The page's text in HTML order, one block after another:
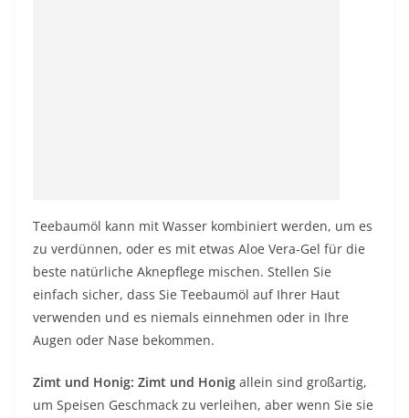
Teebaumöl kann mit Wasser kombiniert werden, um es
zu verdünnen, oder es mit etwas Aloe Vera-Gel für die
beste natürliche Aknepflege mischen. Stellen Sie
einfach sicher, dass Sie Teebaumöl auf Ihrer Haut
verwenden und es niemals einnehmen oder in Ihre
Augen oder Nase bekommen.
Zimt und Honig: Zimt und Honig allein sind großartig,
um Speisen Geschmack zu verleihen, aber wenn Sie sie